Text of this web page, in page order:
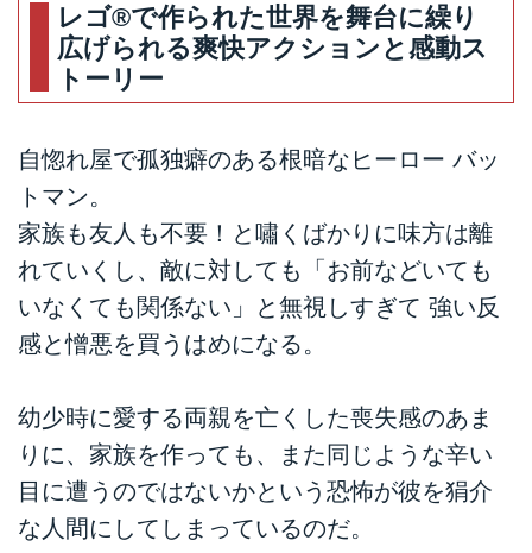
レゴ®で作られた世界を舞台に繰り
広げられる爽快アクションと感動ス
トーリー
自惚れ屋で孤独癖のある根暗なヒーロー バッ
トマン。
家族も友人も不要！と嘯くばかりに味方は離
れていくし、敵に対しても「お前などいても
いなくても関係ない」と無視しすぎて 強い反
感と憎悪を買うはめになる。
幼少時に愛する両親を亡くした喪失感のあま
りに、家族を作っても、また同じような辛い
目に遭うのではないかという恐怖が彼を狷介
な人間にしてしまっているのだ。